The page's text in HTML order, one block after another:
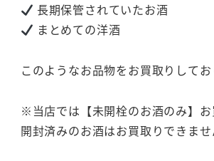
長期保管されていたお酒
まとめての洋酒
このようなお品物をお買取りしてお
※当店では【未開栓のお酒のみ】お
開封済みのお酒はお買取りできま